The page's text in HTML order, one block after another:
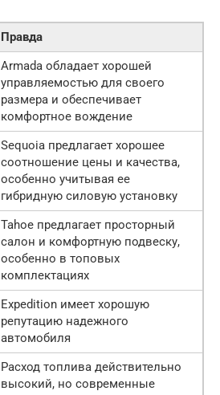
Правда
Armada обладает хорошей
управляемостью для своего
размера и обеспечивает
комфортное вождение
Sequoia предлагает хорошее
соотношение цены и качества,
особенно учитывая ее
гибридную силовую установку
Tahoe предлагает просторный
салон и комфортную подвеску,
особенно в топовых
комплектациях
Expedition имеет хорошую
репутацию надежного
автомобиля
Расход топлива действительно
высокий, но современные